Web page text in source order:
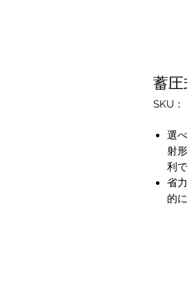
蓄
SKU：
選
射
利で
省
的